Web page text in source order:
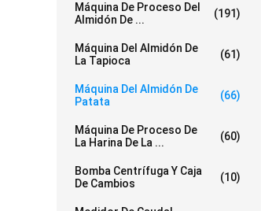
Máquina De Proceso Del
Almidón De ...
(191)
Máquina Del Almidón De
La Tapioca
(61)
Máquina Del Almidón De
Patata
(66)
Máquina De Proceso De
La Harina De La ...
(60)
Bomba Centrífuga Y Caja
De Cambios
(10)